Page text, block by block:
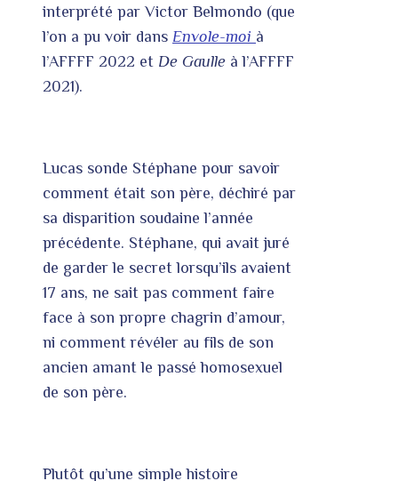
interprété par Victor Belmondo (que
l’on a pu voir dans Envole-moi à
l’AFFFF 2022 et De Gaulle à l’AFFFF
2021).
Lucas sonde Stéphane pour savoir
comment était son père, déchiré par
sa disparition soudaine l’année
précédente. Stéphane, qui avait juré
de garder le secret lorsqu’ils avaient
17 ans, ne sait pas comment faire
face à son propre chagrin d’amour,
ni comment révéler au fils de son
ancien amant le passé homosexuel
de son père.
Plutôt qu’une simple histoire